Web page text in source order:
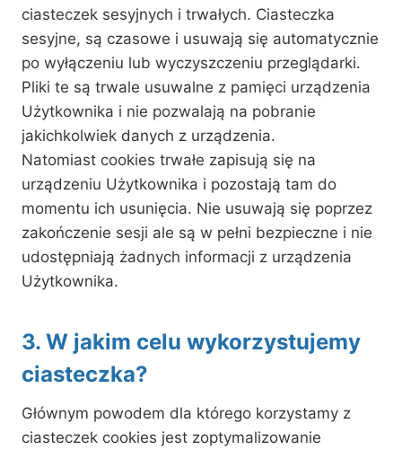
ciasteczek sesyjnych i trwałych. Ciasteczka
sesyjne, są czasowe i usuwają się automatycznie
po wyłączeniu lub wyczyszczeniu przeglądarki.
Pliki te są trwale usuwalne z pamięci urządzenia
Użytkownika i nie pozwalają na pobranie
jakichkolwiek danych z urządzenia.
Natomiast cookies trwałe zapisują się na
urządzeniu Użytkownika i pozostają tam do
momentu ich usunięcia. Nie usuwają się poprzez
zakończenie sesji ale są w pełni bezpieczne i nie
udostępniają żadnych informacji z urządzenia
Użytkownika.
3. W jakim celu wykorzystujemy
ciasteczka?
Głównym powodem dla którego korzystamy z
ciasteczek cookies jest zoptymalizowanie